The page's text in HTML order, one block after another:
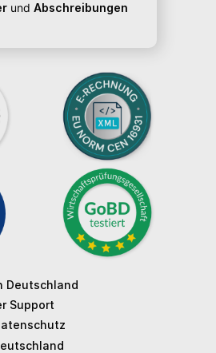
und Abschreibungen
Deutschland
Support